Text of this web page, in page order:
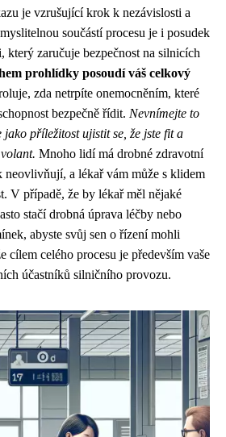
je vzrušující krok k nezávislosti a
součástí procesu je i posudek
který zaručuje bezpečnost na silnicích
prohlídky posoudí váš celkový
zda netrpíte onemocněním, které
bezpečně řídit. Nevnímejte to
jako příležitost ujistit se, že jste fit a
Mnoho lidí má drobné zdravotní
neovlivňují, a lékař vám může s klidem
V případě, že by lékař měl nějaké
stačí drobná úprava léčby nebo
abyste svůj sen o řízení mohli
cílem celého procesu je především vaše
účastníků silničního provozu.